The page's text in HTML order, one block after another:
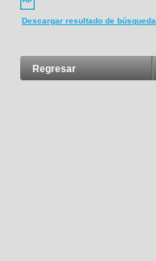
Descargar resultado de búsqueda
Regresar